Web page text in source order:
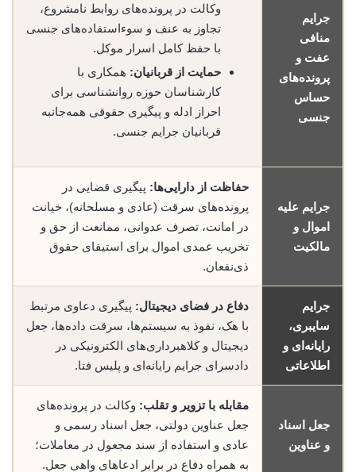
جرایم
منافی
عفت و
پرونده‌های
حساس
جنسی
وکالت در پرونده‌های روابط نامشروع،
تجاوز به عنف و سوءاستفاده‌های جنسی
با حفظ کامل اسرار موکل.
حمایت از قربانیان: همکاری با
کارشناسان حوزه روانشناسی برای
احراز ادله و پیگیری حقوقی همه‌جانبه
قربانیان جرایم جنسی.
جرایم علیه
اموال و
مالکیت
حفاظت از دارایی‌ها: پیگیری قضایی در
پرونده‌های سرقت (عادی و مسلحانه)، خیانت
در امانت، تصرف عدوانی، ممانعت از حق و
تخریب عمدی اموال برای استیفای حقوق
ذی‌نفعان.
جرایم
سایبری،
رایانه‌ای و
اطلاعاتی
دفاع در فضای دیجیتال: پیگیری دعاوی مرتبط
با هک، نفوذ به سیستم‌ها، سرقت داده‌ها، جعل
دیجیتال و کلاهبرداری‌های الکترونیکی در
دادسرای جرایم رایانه‌ای و پلیس فتا.
جعل اسناد
و عناوین
مقابله با تزویر و تقلب: وکالت در پرونده‌های
جعل عناوین دولتی، جعل اسناد رسمی و
عادی و استفاده از سند مجعول در معاملات؛
به همراه دفاع در برابر ادعاهای واهی جعل.